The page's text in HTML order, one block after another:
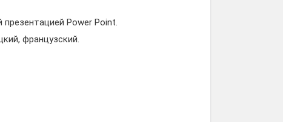
Power Point.
французский.